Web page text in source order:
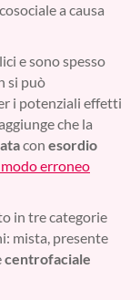
a causa
e sono spesso
si può
i potenziali effetti
che la
con esordio
erroneo
in tre categorie
mista, presente
centrofaciale